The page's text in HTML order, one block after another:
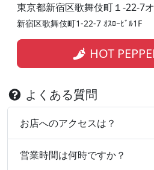
東京都新宿区歌舞伎町１-22-7
新宿区歌舞伎町1-22-7 ｵｽﾛｰﾋﾞﾙ1F
HOT
よくある質問
お店へのアクセスは？
営業時間は何時ですか？